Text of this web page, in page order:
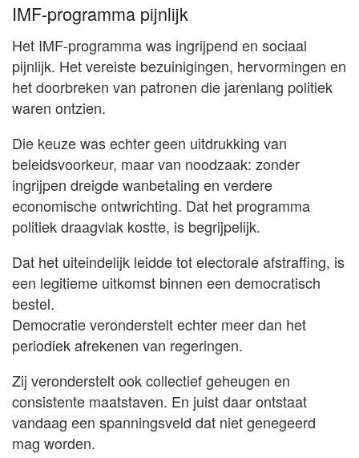
IMF-programma pijnlijk
Het IMF-programma was ingrijpend en sociaal
pijnlijk. Het vereiste bezuinigingen, hervormingen en
het doorbreken van patronen die jarenlang politiek
waren ontzien.
Die keuze was echter geen uitdrukking van
beleidsvoorkeur, maar van noodzaak: zonder
ingrijpen dreigde wanbetaling en verdere
economische ontwrichting. Dat het programma
politiek draagvlak kostte, is begrijpelijk.
Dat het uiteindelijk leidde tot electorale afstraffing, is
een legitieme uitkomst binnen een democratisch
bestel.
Democratie veronderstelt echter meer dan het
periodiek afrekenen van regeringen.
Zij veronderstelt ook collectief geheugen en
consistente maatstaven. En juist daar ontstaat
vandaag een spanningsveld dat niet genegeerd
mag worden.